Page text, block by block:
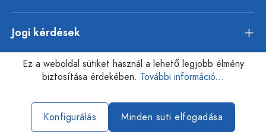
Jogi kérdések
Ez a weboldal sütiket használ a lehető legjobb élmény
biztosítása érdekében. További információ...
Konfigurálás Minden süti elfogadása